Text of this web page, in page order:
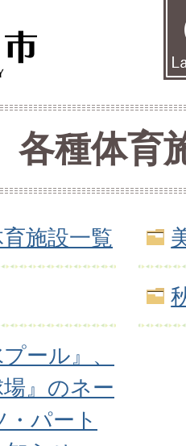
各種体育
施設一覧
ール』、
場』のネー
パート